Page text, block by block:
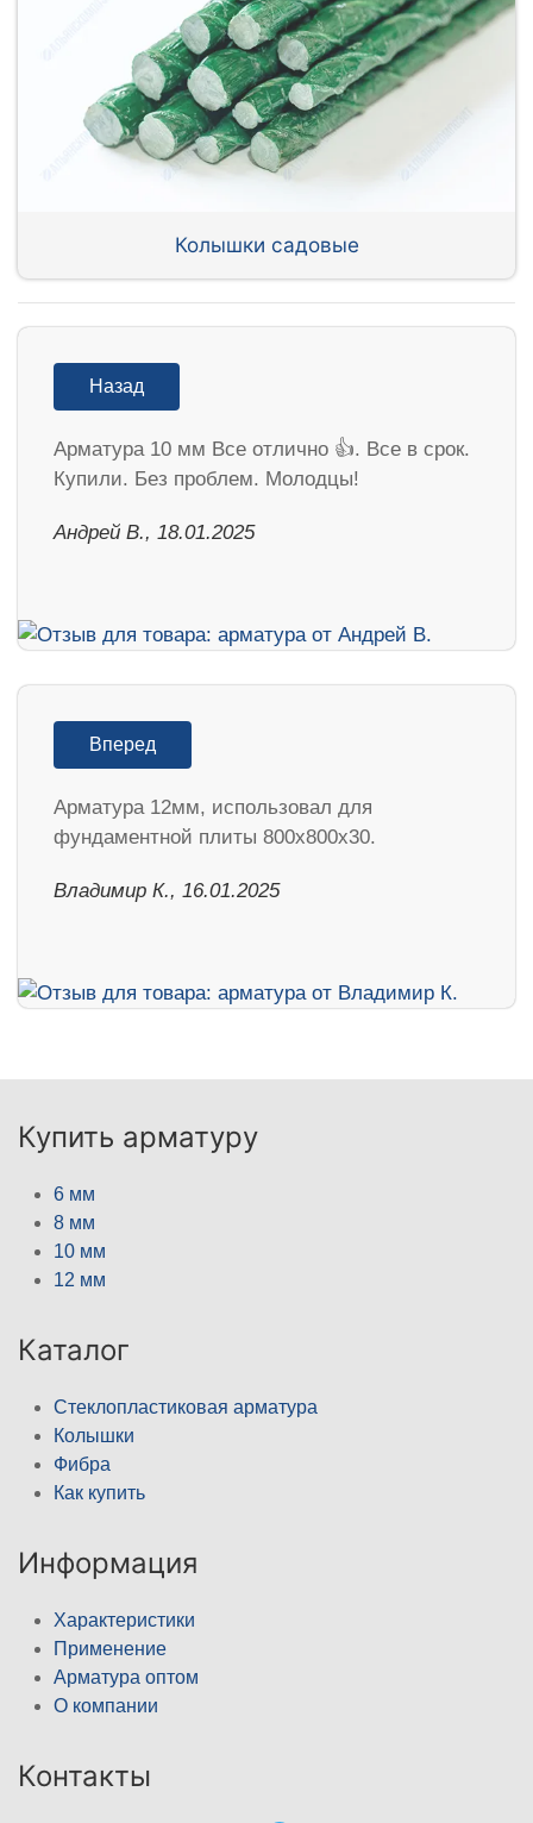
Колышки садовые
Назад
Арматура 10 мм Все отлично 👍. Все в срок.
Купили. Без проблем. Молодцы!
Андрей В., 18.01.2025
Вперед
Арматура 12мм, использовал для
фундаментной плиты 800х800х30.
Владимир К., 16.01.2025
Купить арматуру
6 мм
8 мм
10 мм
12 мм
Каталог
Стеклопластиковая арматура
Колышки
Фибра
Как купить
Информация
Характеристики
Применение
Арматура оптом
О компании
Контакты